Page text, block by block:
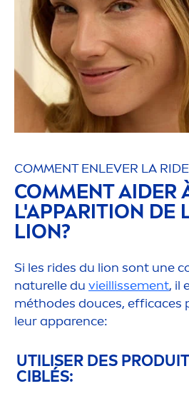
COMMENT ENLEVER LA
COMMENT AIDER
L'APPARITION DE
LION?
Si les rides du lion sont une
naturelle du vieillissement, il
méthodes douces, efficaces
leur apparence:
UTILISER DES
CIBLÉS: